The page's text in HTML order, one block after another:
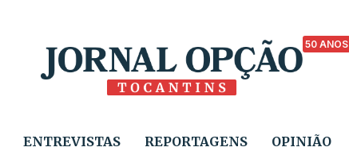
50 ANOS
ENTREVISTAS REPORTAGENS OPINIÃO